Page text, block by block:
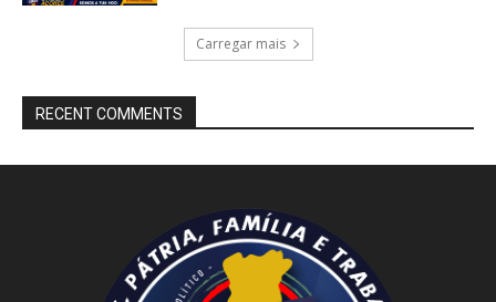
Carregar mais
RECENT COMMENTS